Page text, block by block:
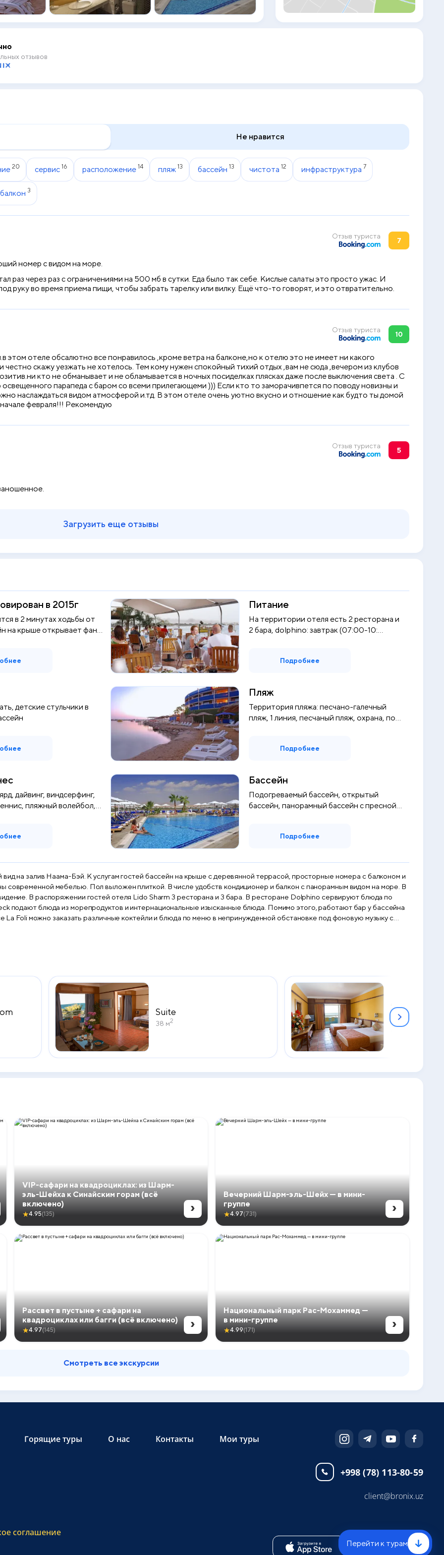
работают бар у бассейна и бар на
пляже. В ресторане, лаундже и баре на
террасе La Foli можно заказать
загара с видом на море. Во второй
работает круглосуточно. На
территории предусмотрена бесплатная
отзывов
Не нравится
20 сервис 16 расположение 14 пляж 13 бассейн 13 чистота 12 инфраструктура 7
балкон 3
Отзыв туриста
7
номер с видом на море.
раз через раз с ограничениями на 500 мб в сутки. Еда было так себе. Кислые салаты это просто ужас. И
руку во время приема пищи, чтобы забрать тарелку или вилку. Ещё что-то говорят, и это отвратительно.
Отзыв туриста
10
этом отеле обсалютно все понравилось ,кроме ветра на балконе,но к отелю это не имеет ни какого
скажу уезжать не хотелось. Тем кому нужен спокойный тихий отдых ,вам не сюда ,вечером из клубов
кто не обманывает и не обламывается в ночных посиделках плясках даже после выключения света . С
парапеда с баром со всеми прилегающеми ))) Если кто то заморачивпется по поводу новизны и
наслаждаться видом атмосферой и.тд. В этом отеле очень уютно вкусно и отношение как будто ты домой
февраля!!! Рекомендую
Отзыв туриста
5
Загрузить еще отзывы
в 2015г
в 2 минутах ходьбы от
на крыше открывает фан...
Питание
На территории отеля есть 2 ресторана и
2 бара, dolphino: завтрак (07:00-10:...
Подробнее
детские стульчики в
Пляж
Территория пляжа: песчано-галечный
пляж, 1 линия, песчаный пляж, охрана, по...
Подробнее
дайвинг, виндсерфинг,
пляжный волейбол,...
Бассейн
Подогреваемый бассейн, открытый
бассейн, панорамный бассейн с пресной
Подробнее
на залив Наама-Бэй. К услугам гостей бассейн на крыше с деревянной террасой, просторные номера с балконом и
блюда по
подают блюда из морепродуктов и интернациональные изысканные блюда. Помимо этого, работают бар у бассейна
La Foli можно заказать различные коктейли и блюда по меню в непринужденной обстановке под фоновую музыку с
Шарм-эш-Шейх. Стойка
Suite
38 м2
Superior
Sea View
20 м2
VIP-сафари на квадроциклах: из Шарм-
эль-Шейха к Синайским горам (всё
включено)
★4.95(135) ›
Вечерний Шарм-эль-Шейх — в мини-
группе
★4.97(731) ›
Рассвет в пустыне + сафари на
квадроциклах или багги (всё включено)
★4.97(145) ›
Национальный парк Рас-Мохаммед —
в мини-группе
★4.99(171) ›
Смотреть все экскурсии
Перейти к турам
Горящие туры О нас Контакты Мои туры
+998 (78) 113-80-59
соглашение
client@bronix.uz